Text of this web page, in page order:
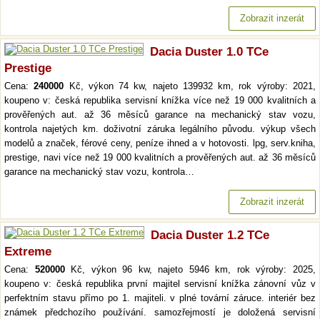
Zobrazit inzerát
Dacia Duster 1.0 TCe
Prestige
Cena:240000 Kč, výkon 74 kw, najeto 139932 km, rok výroby: 2021,
koupeno v: česká republika servisní knížka více než 19 000 kvalitních a
prověřených aut. až 36 měsíců garance na mechanický stav vozu,
kontrola najetých km. doživotní záruka legálního původu. výkup všech
modelů a značek, férové ceny, peníze ihned a v hotovosti. lpg, serv.kniha,
prestige, navi více než 19 000 kvalitních a prověřených aut. až 36 měsíců
garance na mechanický stav vozu, kontrola…
Zobrazit inzerát
Dacia Duster 1.2 TCe
Extreme
Cena: 520000Kč, výkon 96 kw, najeto 5946 km, rok výroby: 2025,
koupeno v: česká republika první majitel servisní knížka zánovní vůz v
perfektním stavu přímo po 1. majiteli. v plné tovární záruce. interiér bez
známek předchozího používání. samozřejmostí je doložená servisní